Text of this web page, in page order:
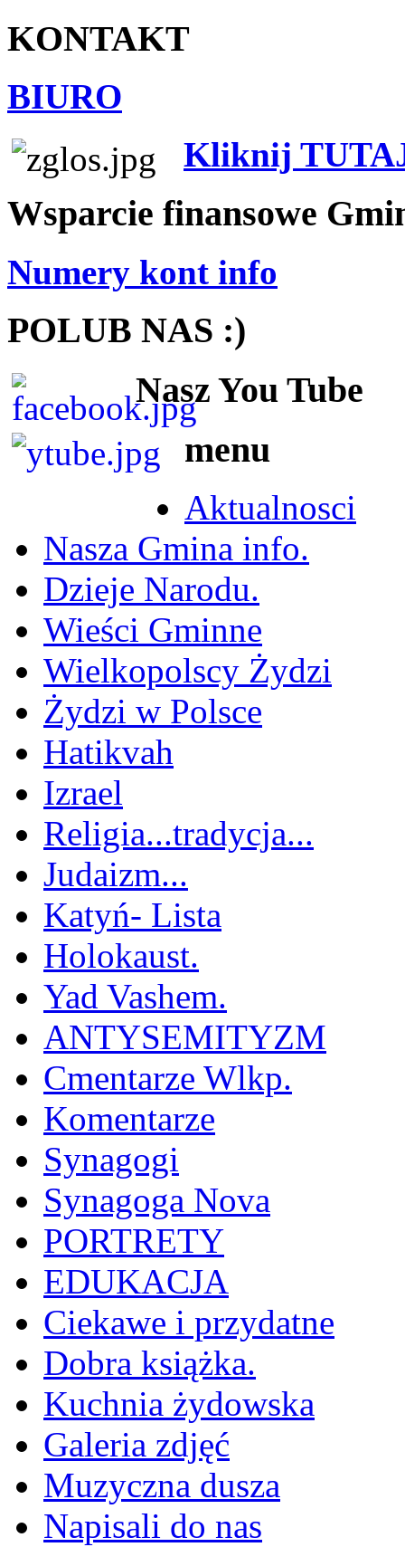
KONTAKT
BIURO
Kliknij
Wsparcie finansowe
Numery kont info
POLUB NAS :)
Nasz You Tube
menu
Aktualnosci
Nasza Gmina info.
Dzieje Narodu.
Wieści Gminne
Wielkopolscy Żydzi
Żydzi w Polsce
Hatikvah
Izrael
Religia...tradycja...
Judaizm...
Katyń- Lista
Holokaust.
Yad Vashem.
ANTYSEMITYZM
Cmentarze Wlkp.
Komentarze
Synagogi
Synagoga Nova
PORTRETY
EDUKACJA
Ciekawe i przydatne
Dobra książka.
Kuchnia żydowska
Galeria zdjęć
Muzyczna dusza
Napisali do nas